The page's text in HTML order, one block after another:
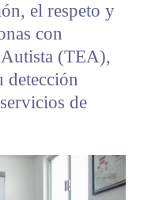
el respeto y
con
(TEA),
detección
de